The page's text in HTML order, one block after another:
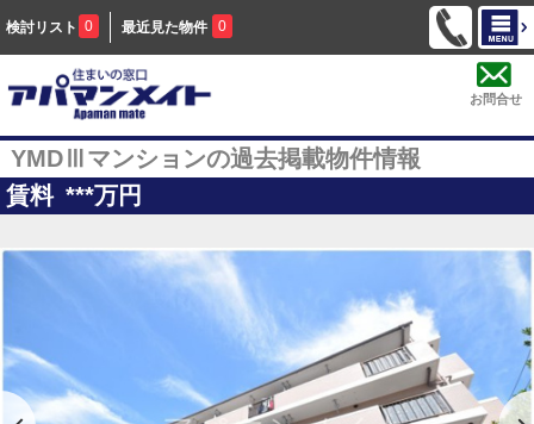
検討リスト 0 最近見た物件 0
お問合せ
YMDⅢマンションの過去掲載物件情報
賃料 ***万円